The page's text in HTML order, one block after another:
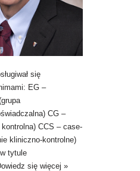
się
EG –
CG –
CCS – case-
kliniczno-kontrolne)
tytule
się więcej »